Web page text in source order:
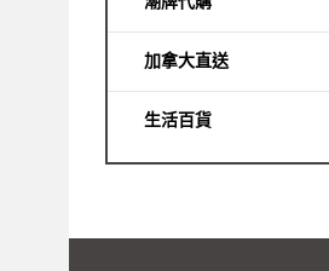
加拿大直送
生活百貨